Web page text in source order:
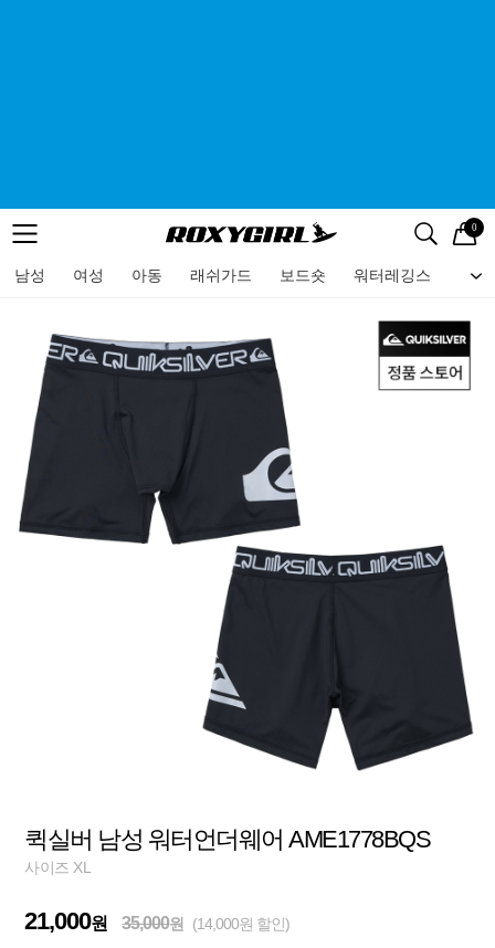
메뉴 검색
로고 0
남성 여성 아동 래쉬가드 보드숏 워터레깅스 비
메뉴
퀵실버 남성 워터언더웨어 AME1778BQS
사이즈 XL
21,000원 35,000원 (14,000원 할인)